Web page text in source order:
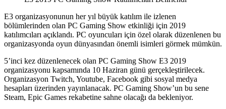
E3 organizasyonunun her yıl büyük katılım ile izlenen
bölümlerinden olan PC Gaming Show etkinliği için 2019
katılımcıları açıklandı. PC oyuncuları için özel olarak düzenlenen bu
organizasyonda oyun dünyasından önemli isimleri görmek mümkün.
5’inci kez düzenlenecek olan PC Gaming Show E3 2019
organizasyonu kapsamında 10 Haziran günü gerçekleştirilecek.
Organizasyon Twitch, Youtube, Facebook gibi sosyal medya
hesapları üzerinden yayınlanacak. PC Gaming Show’un bu sene
Steam, Epic Games rekabetine sahne olacağı da bekleniyor.